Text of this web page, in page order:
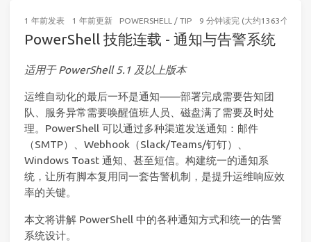
1 年前发表 1 年前更新 POWERSHELL / TIP 9 分钟读完 (大约1363个字)
PowerShell 技能连载 - 通知与告警系统
适用于 PowerShell 5.1 及以上版本
运维自动化的最后一环是通知——部署完成需要告知团
队、服务异常需要唤醒值班人员、磁盘满了需要及时处
理。PowerShell 可以通过多种渠道发送通知：邮件
（SMTP）、Webhook（Slack/Teams/钉钉）、
Windows Toast 通知、甚至短信。构建统一的通知系
统，让所有脚本复用同一套告警机制，是提升运维响应效
率的关键。
本文将讲解 PowerShell 中的各种通知方式和统一的告警
系统设计。